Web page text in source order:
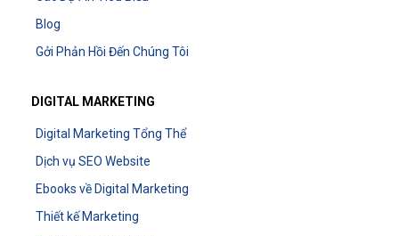
Blog
Gởi Phản Hồi Đến Chúng Tôi
DIGITAL MARKETING
Digital Marketing Tổng Thể
Dịch vụ SEO Website
Ebooks về Digital Marketing
Thiết kế Marketing